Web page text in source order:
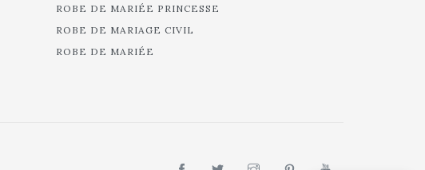
ROBE DE MARIÉE PRINCESSE
ROBE DE MARIAGE CIVIL
ROBE DE MARIÉE